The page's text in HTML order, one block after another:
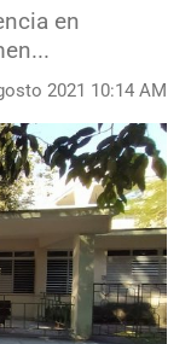
en
2021 10:14 AM